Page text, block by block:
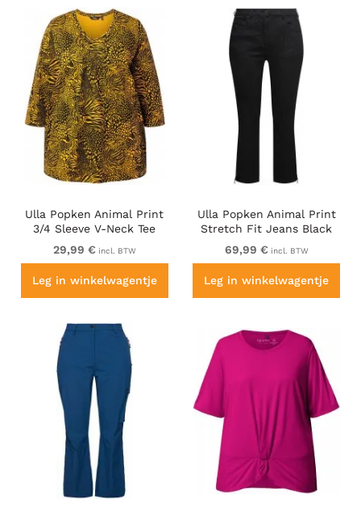
Ulla Popken Animal Print
3/4 Sleeve V-Neck Tee
Neon Orange
29,99 € incl. BTW
Leg in winkelwagentje
Ulla Popken Animal Print
Stretch Fit Jeans Black
69,99 € incl. BTW
Leg in winkelwagentje